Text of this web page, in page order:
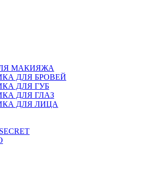
МАКИЯЖА
ДЛЯ БРОВЕЙ
ДЛЯ ГУБ
ДЛЯ ГЛАЗ
ДЛЯ ЛИЦА